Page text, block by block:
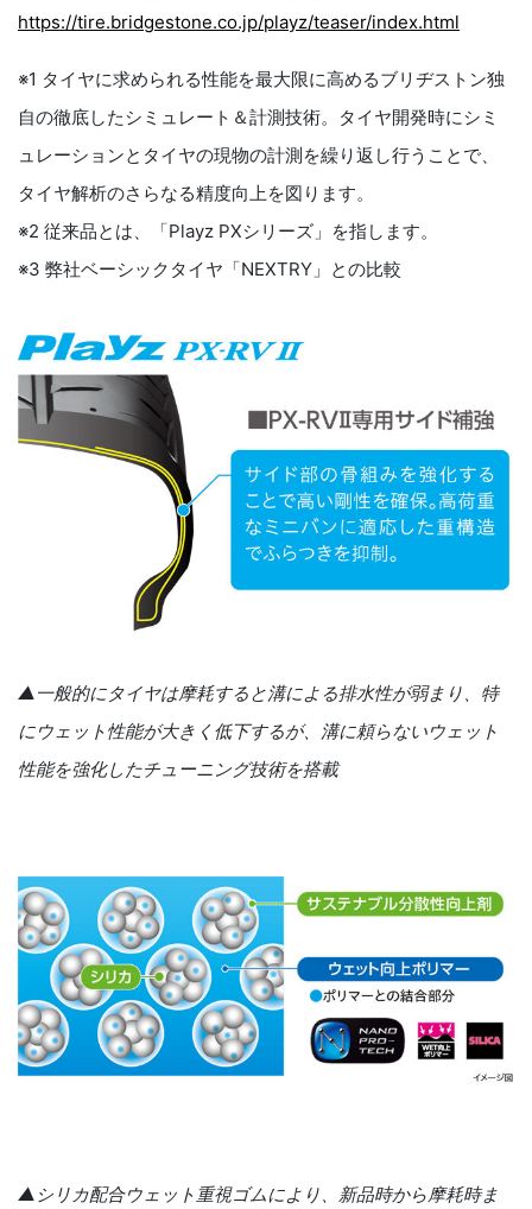
https://tire.bridgestone.co.jp/playz/teaser/index.html
※1 タイヤに求められる性能を最大限に高めるブリヂストン独
自の徹底したシミュレート＆計測技術。タイヤ開発時にシミ
ュレーションとタイヤの現物の計測を繰り返し行うことで、
タイヤ解析のさらなる精度向上を図ります。
※2 従来品とは、「Playz PXシリーズ」を指します。
※3 弊社ベーシックタイヤ「NEXTRY」との比較
▲一般的にタイヤは摩耗すると溝による排水性が弱まり、特
にウェット性能が大きく低下するが、溝に頼らないウェット
性能を強化したチューニング技術を搭載
▲シリカ配合ウェット重視ゴムにより、新品時から摩耗時ま